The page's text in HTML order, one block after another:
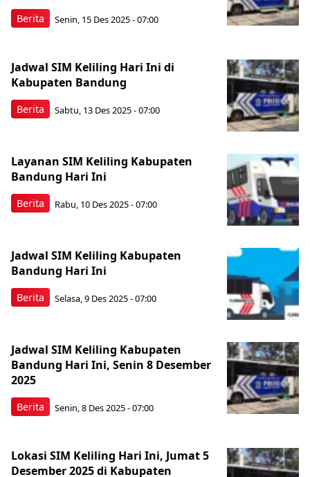
Berita Senin, 15 Des 2025 - 07:00
Berita
Jadwal SIM Keliling Hari Ini di
Kabupaten Bandung
Sabtu, 13 Des 2025 - 07:00
Berita
Layanan SIM Keliling Kabupaten
Bandung Hari Ini
Rabu, 10 Des 2025 - 07:00
Berita
Jadwal SIM Keliling Kabupaten
Bandung Hari Ini
Selasa, 9 Des 2025 - 07:00
Berita
Jadwal SIM Keliling Kabupaten
Bandung Hari Ini, Senin 8 Desember
2025
Senin, 8 Des 2025 - 07:00
Lokasi SIM Keliling Hari Ini, Jumat 5
Desember 2025 di Kabupaten